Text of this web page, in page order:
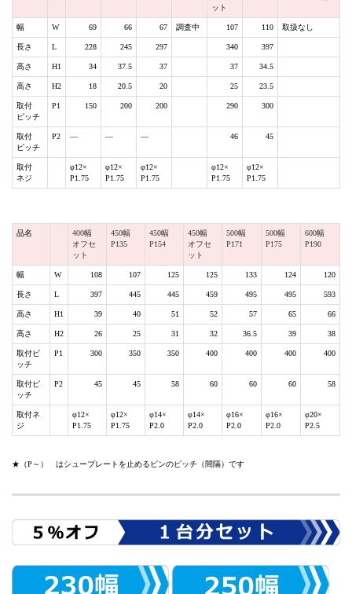
ット
幅 W 69 66 67 調査中 107 110 取扱なし
長さ L 228 245 297 340 397
高さ H1 34 37.5 37 37 34.5
高さ H2 18 20.5 20 25 23.5
取付
ピッチ
P1 150 200 200 290 300
取付
ピッチ
P2 ― ― ― 46 45
取付
ネジ
φ12×
P1.75
φ12×
P1.75
φ12×
P1.75
φ12×
P1.75
φ12×
P1.75
品名
400幅
オフセ
ット
450幅
P135
450幅
P154
450幅
オフセ
ット
500幅
P171
500幅
P175
600幅
P190
幅 W 108 107 125 125 133 124 120
長さ L 397 445 445 459 495 495 593
高さ H1 39 40 51 52 57 65 66
高さ H2 26 25 31 32 36.5 39 38
取付ピ
ッチ
P1 300 350 350 400 400 400 400
取付ピ
ッチ
P2 45 45 58 60 60 60 58
取付ネ
ジ
φ12×
P1.75
φ12×
P1.75
φ14×
P2.0
φ14×
P2.0
φ16×
P2.0
φ16×
P2.0
φ20×
P2.5
★（P～） はシュープレートを止めるピンのピッチ（間隔）です